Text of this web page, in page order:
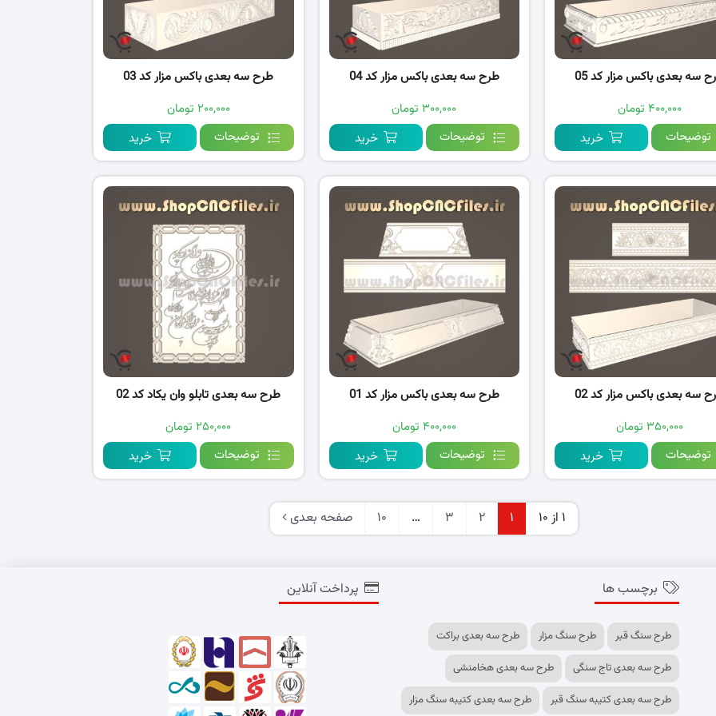
سه بعدی باکس مزار کد 05
۴۰۰,۰۰۰ تومان
توضیحات
خرید
طرح سه بعدی باکس مزار کد 04
۳۰۰,۰۰۰ تومان
توضیحات
خرید
طرح سه بعدی باکس مزار کد 03
۲۰۰,۰۰۰ تومان
توضیحات
خرید
سه بعدی باکس مزار کد 02
۳۵۰,۰۰۰ تومان
توضیحات
خرید
طرح سه بعدی باکس مزار کد 01
۴۰۰,۰۰۰ تومان
توضیحات
خرید
طرح سه بعدی تابلو وان یکاد کد 02
۲۵۰,۰۰۰ تومان
توضیحات
خرید
1 از 10 1
2
3
…
10 صفحه بعدی
برچسب ها
طرح سنگ قبر طرح سنگ مزار
طرح سه بعدی براکت
طرح سه بعدی تاج سنگی
طرح سه بعدی هخامنشی
طرح سه بعدی کتیبه سنگ قبر
طرح سه بعدی کتیبه سنگ مزار
پرداخت آنلاین